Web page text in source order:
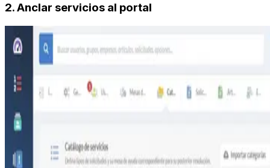
2. Anclar servicios al portal